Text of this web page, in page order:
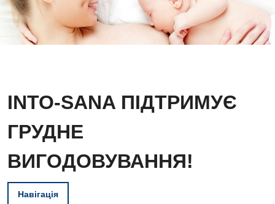
Вакансії
Заходи БПР
Діагностика
INTO-SANA ПІДТРИМУЄ
ГРУДНЕ
ВИГОДОВУВАННЯ!
Навігація